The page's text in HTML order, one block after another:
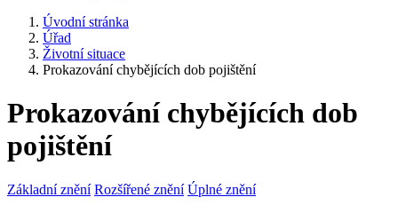
Úvodní stránka
Úřad
Životní situace
Prokazování chybějících dob pojištění
Prokazování chybějících dob
pojištění
Základní znění Rozšířené znění Úplné znění